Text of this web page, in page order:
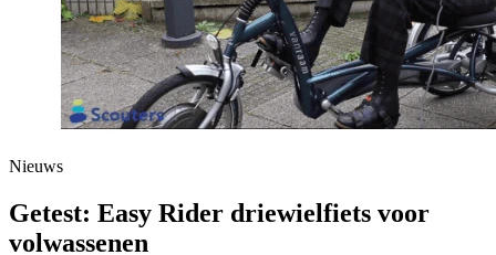
Nieuws
Getest: Easy Rider driewielfiets voor
volwassenen